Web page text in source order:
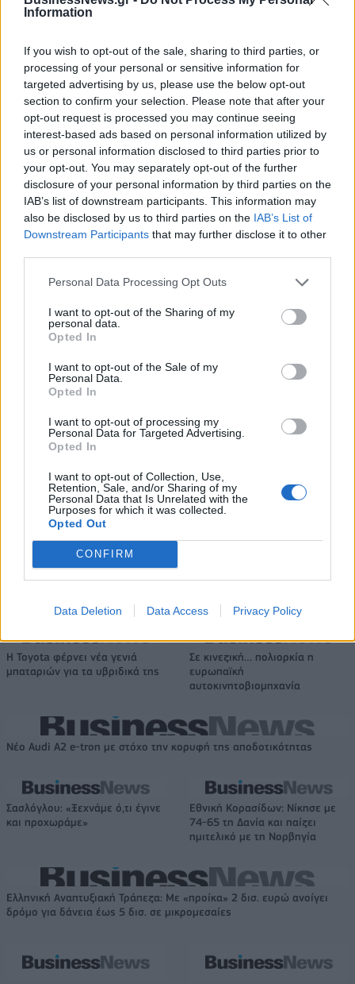
Information
If you wish to opt-out of the sale, sharing to third parties, or
processing of your personal or sensitive information for
targeted advertising by us, please use the below opt-out
section to confirm your selection. Please note that after your
opt-out request is processed you may continue seeing
interest-based ads based on personal information utilized by
us or personal information disclosed to third parties prior to
your opt-out. You may separately opt-out of the further
disclosure of your personal information by third parties on the
IAB’s list of downstream participants. This information may
also be disclosed by us to third parties on the IAB’s List of
Downstream Participants that may further disclose it to other
Personal Data Processing Opt Outs
I want to opt-out of the Sharing of my
personal data.
Opted In
I want to opt-out of the Sale of my
Personal Data.
Opted In
I want to opt-out of processing my
Personal Data for Targeted Advertising.
Opted In
I want to opt-out of Collection, Use,
Retention, Sale, and/or Sharing of my
Personal Data that Is Unrelated with the
Purposes for which it was collected.
Opted Out
CONFIRM
Data Deletion Data Access Privacy Policy
Αρμάνι Μιλάνο: Το καινούριο της ρόστερ και ο αέρας ανανέωσης
Εθνική Κορασίδων: Οι δηλώσεις
πριν από τον ημιτελικό με τη
Όμιλος ΔΕΗ: Νέα συμφωνία για
των 2 GW σε Πολωνία και
Ουγγαρία
Fourlis: Συμφωνία για την πώληση συμμετοχής στο Sofia South Ring
Mall έναντι 49,35 εκατ. ευρώ
Χρηματιστήριο Αθηνών:
Εβδομαδιαία άνοδος 1,76%,
κέρδη 23,31% από τις αρχές
του έτους
του Γρηγόρη Δημητριάδη - Ο
Γιάννης Αλαφούζος επιστρέφει
στη θέση του CEO
Media: Με ενίσχυση 8 εκατ. ευρώ σε 451 επιχειρήσεις ξεκίνησε το
Η Toyota φέρνει νέα γενιά
μπαταριών για τα υβριδικά της
Σε κινεζική… πολιορκία η
ευρωπαϊκή
αυτοκινητοβιομηχανία
Νέο Audi A2 e-tron με στόχο την κορυφή της αποδοτικότητας
Σασλόγλου: «Ξεχνάμε ό,τι έγινε
και προχωράμε»
Εθνική Κορασίδων: Νίκησε με
74-65 τη Δανία και παίζει
ημιτελικό με τη Νορβηγία
Ελληνική Αναπτυξιακή Τράπεζα: Με «προίκα» 2 δισ. ευρώ ανοίγει
δρόμο για δάνεια έως 5 δισ. σε μικρομεσαίες